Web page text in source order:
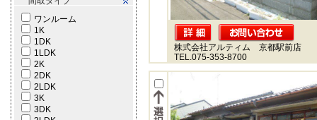
ワンルーム
1K
1DK
1LDK
2K
2DK
2LDK
3K
3DK
株式会社アルティム 京都駅前店
TEL.075-353-8700